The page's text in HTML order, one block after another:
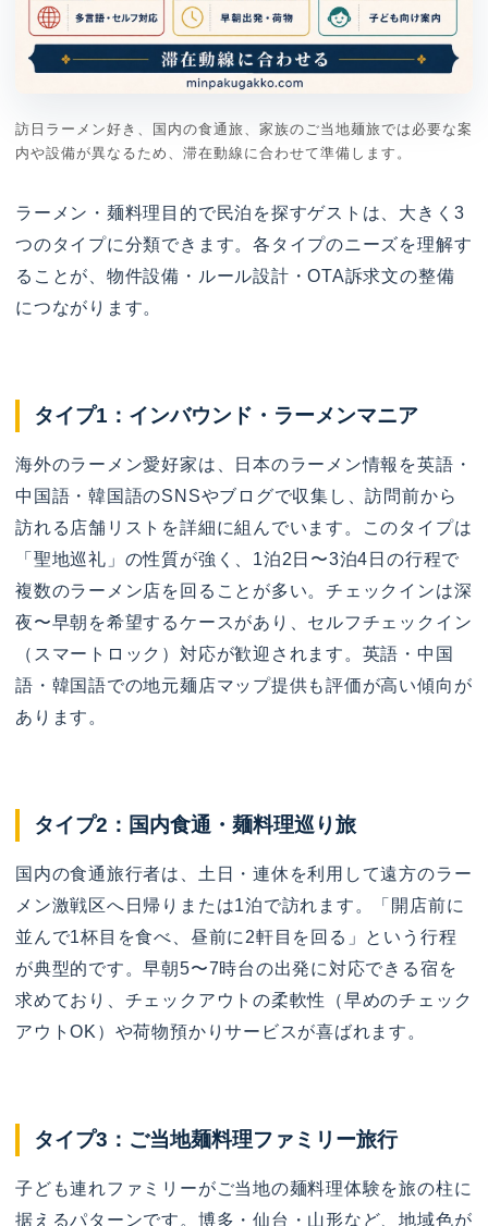
訪日ラーメン好き、国内の食通旅、家族のご当地麺旅では必要な案
内や設備が異なるため、滞在動線に合わせて準備します。
ラーメン・麺料理目的で民泊を探すゲストは、大きく3
つのタイプに分類できます。各タイプのニーズを理解す
ることが、物件設備・ルール設計・OTA訴求文の整備
につながります。
タイプ1：インバウンド・ラーメンマニア
海外のラーメン愛好家は、日本のラーメン情報を英語・
中国語・韓国語のSNSやブログで収集し、訪問前から
訪れる店舗リストを詳細に組んでいます。このタイプは
「聖地巡礼」の性質が強く、1泊2日〜3泊4日の行程で
複数のラーメン店を回ることが多い。チェックインは深
夜〜早朝を希望するケースがあり、セルフチェックイン
（スマートロック）対応が歓迎されます。英語・中国
語・韓国語での地元麺店マップ提供も評価が高い傾向が
あります。
タイプ2：国内食通・麺料理巡り旅
国内の食通旅行者は、土日・連休を利用して遠方のラー
メン激戦区へ日帰りまたは1泊で訪れます。「開店前に
並んで1杯目を食べ、昼前に2軒目を回る」という行程
が典型的です。早朝5〜7時台の出発に対応できる宿を
求めており、チェックアウトの柔軟性（早めのチェック
アウトOK）や荷物預かりサービスが喜ばれます。
タイプ3：ご当地麺料理ファミリー旅行
子ども連れファミリーがご当地の麺料理体験を旅の柱に
据えるパターンです。博多・仙台・山形など、地域色が